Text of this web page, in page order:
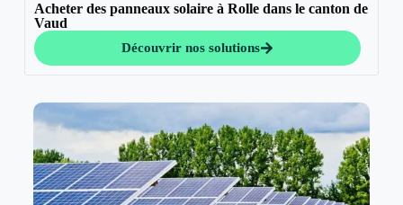
Acheter des panneaux solaire à Rolle dans le canton de
Vaud
Découvrir nos solutions